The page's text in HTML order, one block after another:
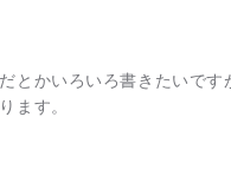
とかいろいろ書きたいです
ます。